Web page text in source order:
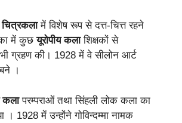
चित्रकलामें विशेष रूप से दत्त-चित्त रहने
में कुछयूरोपीय कलाशिक्षकों से
भी ग्रहण की। 1928 में वे सीलोन आर्ट
।
कलापरम्पराओं तथा सिंहली लोक कला का
। 1928 में उन्होंने गोविन्दम्मा नामक